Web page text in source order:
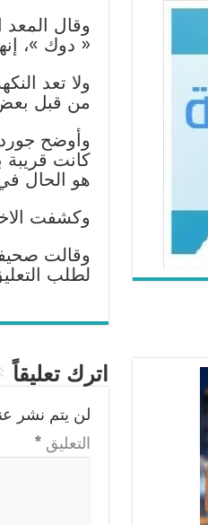
وقال
« دوك »،
ولا تعد
من قبل بعض
وأوضح
كانت قريبة
هو الحال
وكشفت
وقالت
لطلب
اترك تعليقاً
لن يتم نشر
التعليق*